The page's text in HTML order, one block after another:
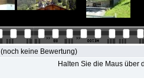
(noch keine Bewertung)
Halten Sie die Maus über